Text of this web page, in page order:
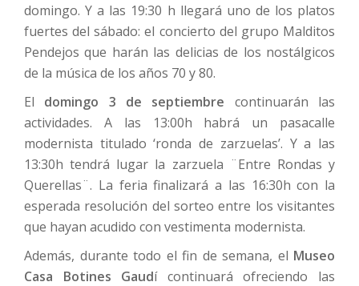
domingo. Y a las 19:30 h llegará uno de los platos
fuertes del sábado: el concierto del grupo Malditos
Pendejos que harán las delicias de los nostálgicos
de la música de los años 70 y 80.
El domingo 3 de septiembre continuarán las
actividades. A las 13:00h habrá un pasacalle
modernista titulado ‘ronda de zarzuelas’. Y a las
13:30h tendrá lugar la zarzuela ¨Entre Rondas y
Querellas¨. La feria finalizará a las 16:30h con la
esperada resolución del sorteo entre los visitantes
que hayan acudido con vestimenta modernista.
Además, durante todo el fin de semana, el Museo
Casa Botines Gaudí continuará ofreciendo las